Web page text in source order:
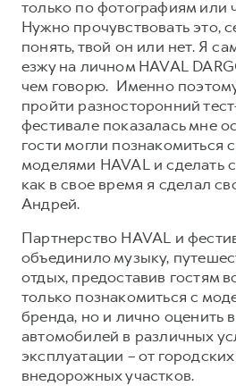
только по фотографиям или
Нужно прочувствовать это,
понять, твой он или нет. Я
езжу на личном HAVAL
чем говорю. Именно
пройти разносторонний
фестивале показалась мне
гости могли познакомиться
моделями HAVAL и сделать
как в свое время я сделал
Андрей.
Партнерство HAVAL и
объединило музыку,
отдых, предоставив гостям
только познакомиться с
бренда, но и лично оценить
автомобилей в различных
эксплуатации – от
внедорожных участков.